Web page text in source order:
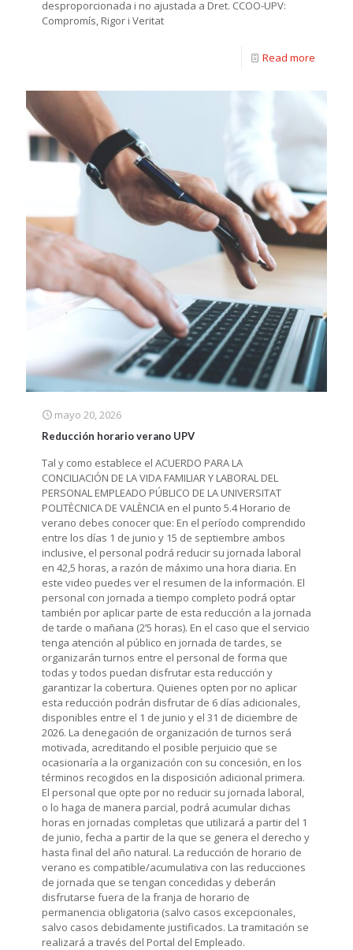
desproporcionada i no ajustada a Dret. CCOO-UPV:
Compromís, Rigor i Veritat
Read more
mayo 20, 2026
Reducción horario verano UPV
Tal y como establece el ACUERDO PARA LA
CONCILIACIÓN DE LA VIDA FAMILIAR Y LABORAL DEL
PERSONAL EMPLEADO PÚBLICO DE LA UNIVERSITAT
POLITÈCNICA DE VALÈNCIA en el punto 5.4 Horario de
verano debes conocer que: En el período comprendido
entre los días 1 de junio y 15 de septiembre ambos
inclusive, el personal podrá reducir su jornada laboral
en 42,5 horas, a razón de máximo una hora diaria. En
este video puedes ver el resumen de la información. El
personal con jornada a tiempo completo podrá optar
también por aplicar parte de esta reducción a la jornada
de tarde o mañana (2’5 horas). En el caso que el servicio
tenga atención al público en jornada de tardes, se
organizarán turnos entre el personal de forma que
todas y todos puedan disfrutar esta reducción y
garantizar la cobertura. Quienes opten por no aplicar
esta reducción podrán disfrutar de 6 días adicionales,
disponibles entre el 1 de junio y el 31 de diciembre de
2026. La denegación de organización de turnos será
motivada, acreditando el posible perjuicio que se
ocasionaría a la organización con su concesión, en los
términos recogidos en la disposición adicional primera.
El personal que opte por no reducir su jornada laboral,
o lo haga de manera parcial, podrá acumular dichas
horas en jornadas completas que utilizará a partir del 1
de junio, fecha a partir de la que se genera el derecho y
hasta final del año natural. La reducción de horario de
verano es compatible/acumulativa con las reducciones
de jornada que se tengan concedidas y deberán
disfrutarse fuera de la franja de horario de
permanencia obligatoria (salvo casos excepcionales,
salvo casos debidamente justificados. La tramitación se
realizará a través del Portal del Empleado.